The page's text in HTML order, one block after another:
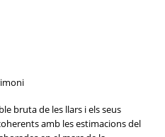
bruta de les llars i els seus
amb les estimacions del